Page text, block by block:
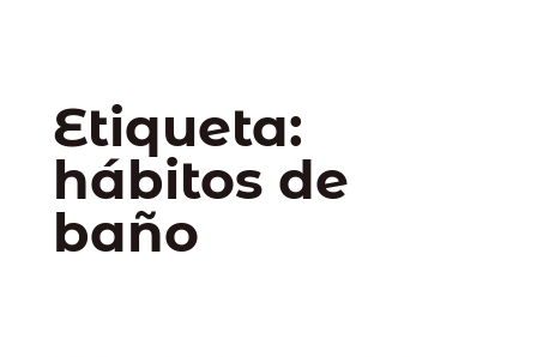
Etiqueta:
hábitos de
baño